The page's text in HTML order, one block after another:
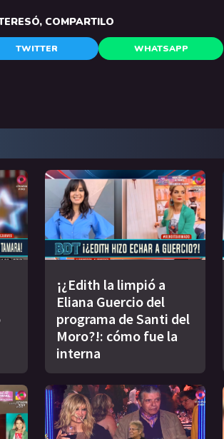
COMPARTILO
TWITTER WHATSAPP
¡¿Edith la limpió a
Eliana Guercio del
programa de Santi del
Moro?!: cómo fue la
interna